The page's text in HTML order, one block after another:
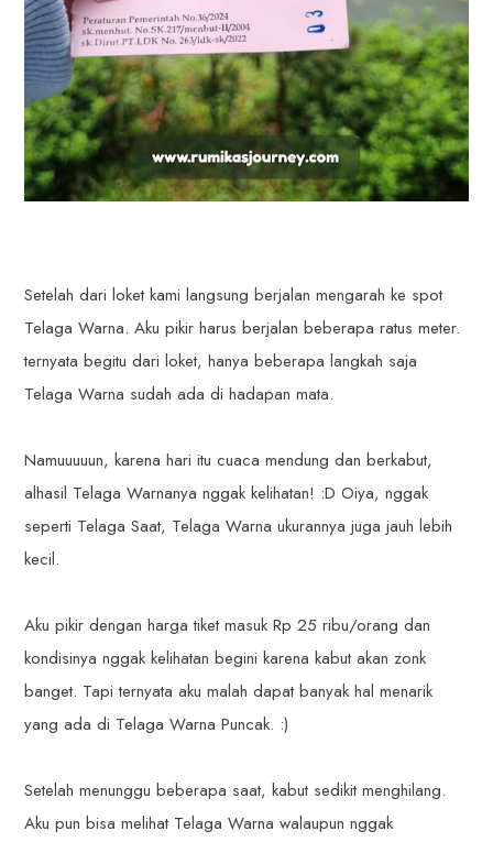
Setelah dari loket kami langsung berjalan mengarah ke spot
Telaga Warna. Aku pikir harus berjalan beberapa ratus meter.
ternyata begitu dari loket, hanya beberapa langkah saja
Telaga Warna sudah ada di hadapan mata.
Namuuuuun, karena hari itu cuaca mendung dan berkabut,
alhasil Telaga Warnanya nggak kelihatan! :D Oiya, nggak
seperti Telaga Saat, Telaga Warna ukurannya juga jauh lebih
kecil.
Aku pikir dengan harga tiket masuk Rp 25 ribu/orang dan
kondisinya nggak kelihatan begini karena kabut akan zonk
banget. Tapi ternyata aku malah dapat banyak hal menarik
yang ada di Telaga Warna Puncak. :)
Setelah menunggu beberapa saat, kabut sedikit menghilang.
Aku pun bisa melihat Telaga Warna walaupun nggak